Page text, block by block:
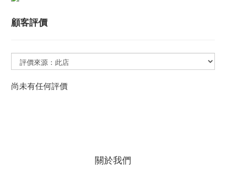
顧客評價
尚未有任何評價
關於我們